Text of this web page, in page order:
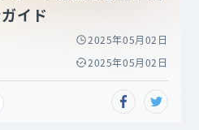
イド
2025年05月02日
2025年05月02日